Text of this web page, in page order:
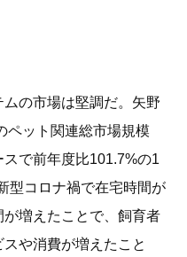
の市場は堅調だ。矢野
ペット関連総市場規模
で前年度比101.7%の1
型コロナ禍で在宅時間が
増えたことで、飼育者
や消費が増えたこと